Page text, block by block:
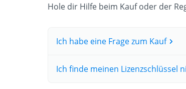
Hole dir Hilfe beim Kauf oder der
Ich habe eine Frage zum Kauf
Ich finde meinen Lizenzschlüssel